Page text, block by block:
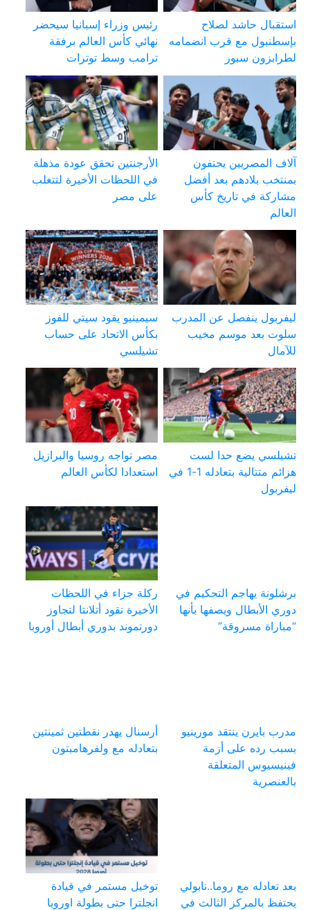
استقبال حاشد لصلاح
بإسطنبول مع قرب انضمامه
لطرابزون سبور
رئيس وزراء إسبانيا سيحضر
نهائي كأس العالم برفقة
ترامب وسط توترات
آلاف المصريين يحتفون
بمنتخب بلادهم بعد أفضل
مشاركة في تاريخ كأس
العالم
الأرجنتين تحقق عودة مذهلة
في اللحظات الأخيرة لتتغلب
على مصر
ليفربول ينفصل عن المدرب
سلوت بعد موسم مخيب
للآمال
سيمينيو يقود سيتي للفوز
بكأس الاتحاد على حساب
تشيلسي
تشيلسي يضع حدا لست
هزائم متتالية بتعادله 1-1 في
ليفربول
مصر تواجه روسيا والبرازيل
استعدادا لكأس العالم
برشلونة يهاجم التحكيم في
دوري الأبطال ويصفها بأنها
“مباراة مسروقة”
ركلة جزاء في اللحظات
الأخيرة تقود أتلانتا لتجاوز
دورتموند بدوري أبطال أوروبا
مدرب بايرن ينتقد مورينيو
بسبب رده على أزمة
فينيسيوس المتعلقة
بالعنصرية
أرسنال يهدر نقطتين ثمينتين
بتعادله مع ولفرهامبتون
بعد تعادله مع روما..نابولي
يحتفظ بالمركز الثالث في
توخيل مستمر في قيادة
انجلترا حتى بطولة اوروبا